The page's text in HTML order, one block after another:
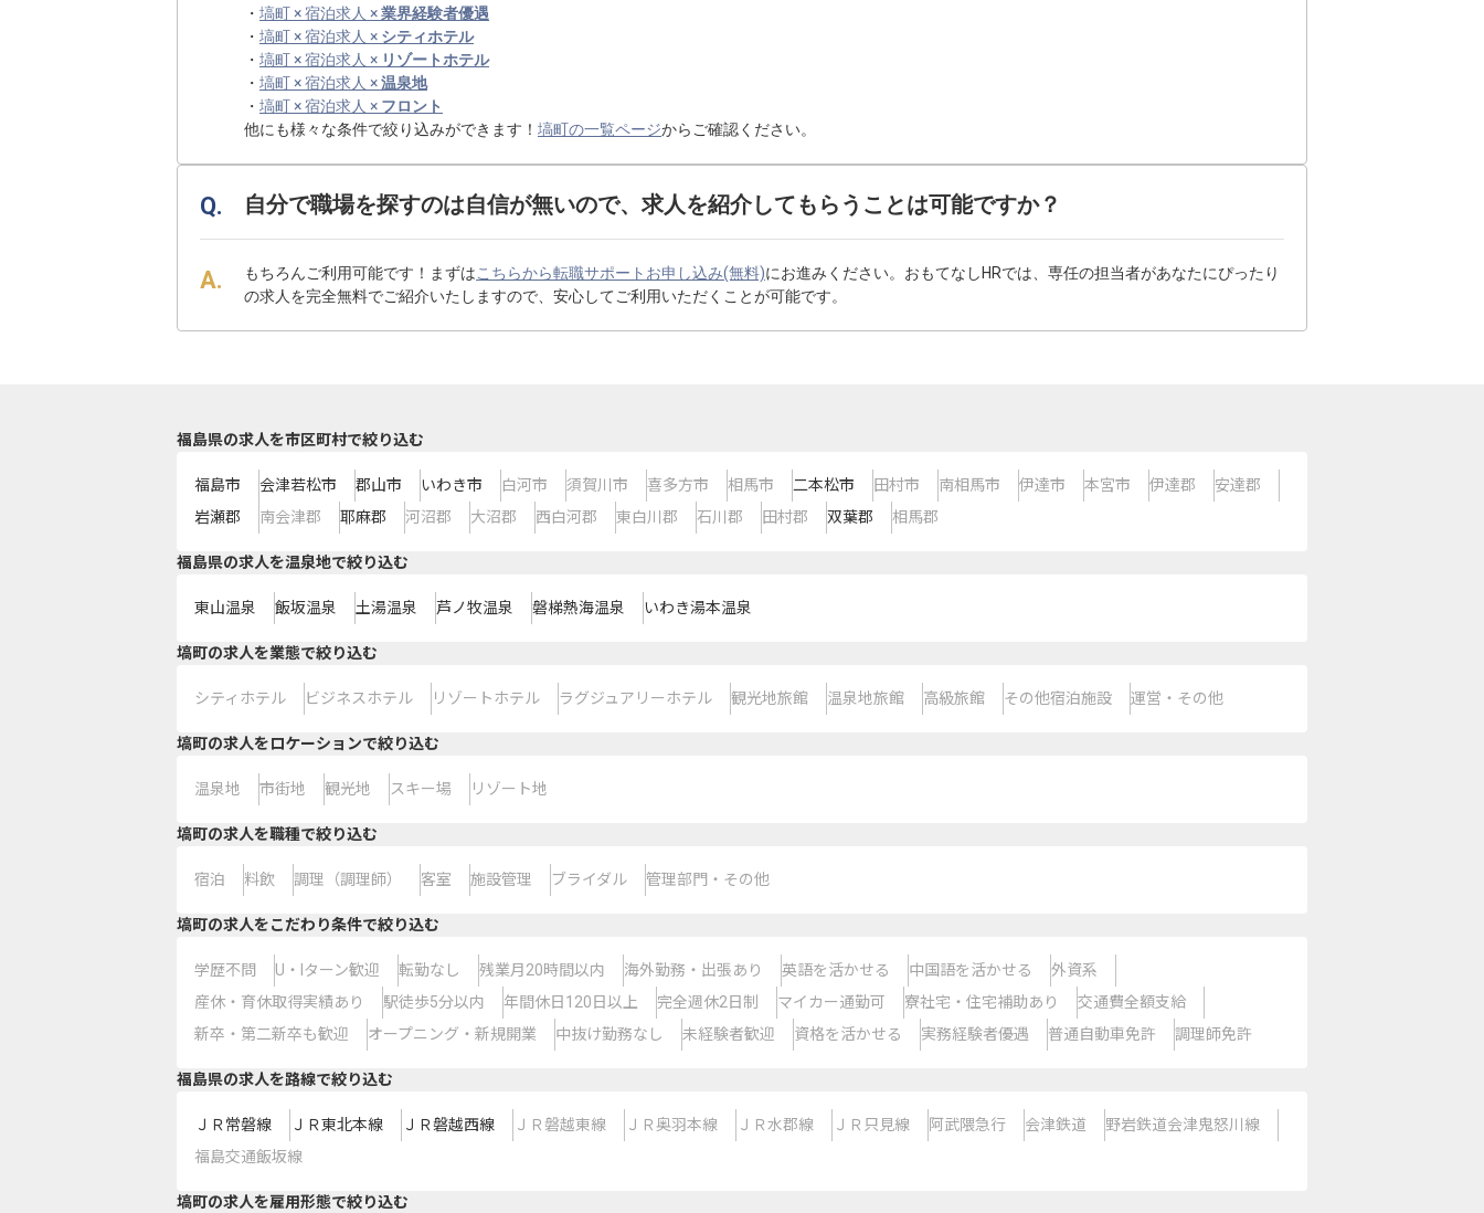
・ 塙町 × 宿泊求人 ×業界経験者優遇
・ 塙町 × 宿泊求人 × シティホテル
・ 塙町 × 宿泊求人 × リゾートホテル
・ 塙町 × 宿泊求人 ×温泉地
・ 塙町 × 宿泊求人 × フロント
他にも様々な条件で絞り込みができます！ 塙町の一覧ページからご確認ください。
自分で職場を探すのは自信が無いので、求人を紹介してもらうことは可能ですか？
もちろんご利用可能です！まずはこちらから転職サポートお申し込み(無料)にお進みください。おもてなしHRでは、専任の担当者があなたにぴったり
の求人を完全無料でご紹介いたしますので、安心してご利用いただくことが可能です。
福島県の求人を市区町村で絞り込む
福島市 会津若松市 郡山市 いわき市 白河市 須賀川市 喜多方市 相馬市 二本松市 田村市 南相馬市 伊達市 本宮市 伊達郡
安達郡
岩瀬郡
南会津郡 耶麻郡 河沼郡 大沼郡 西白河郡 東白川郡 石川郡 田村郡 双葉郡 相馬郡
福島県の求人を温泉地で絞り込む
東山温泉 飯坂温泉 土湯温泉 芦ノ牧温泉 磐梯熱海温泉 いわき湯本温泉
塙町の求人を業態で絞り込む
シティホテル ビジネスホテル リゾートホテル ラグジュアリーホテル 観光地旅館 温泉地旅館 高級旅館 その他宿泊施設 運営・その他
塙町の求人をロケーションで絞り込む
温泉地 市街地 観光地 スキー場 リゾート地
塙町の求人を職種で絞り込む
宿泊 料飲 調理（調理師） 客室 施設管理 ブライダル 管理部門・その他
塙町の求人をこだわり条件で絞り込む
学歴不問 U・Iターン歓迎 転勤なし 残業月20時間以内 海外勤務・出張あり 英語を活かせる 中国語を活かせる
外資系
産休・育休取得実績あり
駅徒歩5分以内 年間休日120日以上 完全週休2日制 マイカー通勤可 寮社宅・住宅補助あり
交通費全額支給
新卒・第二新卒も歓迎
オープニング・新規開業 中抜け勤務なし 未経験者歓迎 資格を活かせる 実務経験者優遇 普通自動車免許 調理師免許
福島県の求人を路線で絞り込む
ＪＲ常磐線 ＪＲ東北本線 ＪＲ磐越西線 ＪＲ磐越東線 ＪＲ奥羽本線 ＪＲ水郡線 ＪＲ只見線 阿武隈急行 会津鉄道
野岩鉄道会津鬼怒川線
福島交通飯坂線
塙町の求人を雇用形態で絞り込む